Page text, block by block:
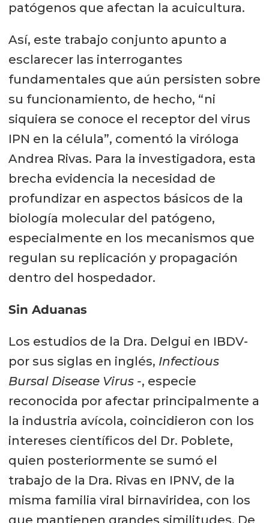
patógenos que afectan la acuicultura.
Así, este trabajo conjunto apunto a
esclarecer las interrogantes
fundamentales que aún persisten sobre
su funcionamiento, de hecho, “ni
siquiera se conoce el receptor del virus
IPN en la célula”, comentó la viróloga
Andrea Rivas. Para la investigadora, esta
brecha evidencia la necesidad de
profundizar en aspectos básicos de la
biología molecular del patógeno,
especialmente en los mecanismos que
regulan su replicación y propagación
dentro del hospedador.
Sin Aduanas
Los estudios de la Dra. Delgui en IBDV-
por sus siglas en inglés, Infectious
Bursal Disease Virus -, especie
reconocida por afectar principalmente a
la industria avícola, coincidieron con los
intereses científicos del Dr. Poblete,
quien posteriormente se sumó el
trabajo de la Dra. Rivas en IPNV, de la
misma familia viral birnaviridea, con los
que mantienen grandes similitudes. De